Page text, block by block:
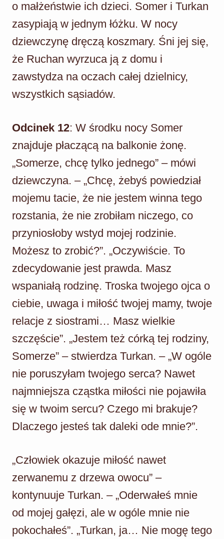
o małżeństwie ich dzieci. Somer i Turkan
zasypiają w jednym łóżku. W nocy
dziewczynę dręczą koszmary. Śni jej się,
że Ruchan wyrzuca ją z domu i
zawstydza na oczach całej dzielnicy,
wszystkich sąsiadów.
Odcinek 12: W środku nocy Somer
znajduje płaczącą na balkonie żonę.
„Somerze, chcę tylko jednego” – mówi
dziewczyna. – „Chcę, żebyś powiedział
mojemu tacie, że nie jestem winna tego
rozstania, że nie zrobiłam niczego, co
przyniosłoby wstyd mojej rodzinie.
Możesz to zrobić?”. „Oczywiście. To
zdecydowanie jest prawda. Masz
wspaniałą rodzinę. Troska twojego ojca o
ciebie, uwaga i miłość twojej mamy, twoje
relacje z siostrami… Masz wielkie
szczęście”. „Jestem też córką tej rodziny,
Somerze” – stwierdza Turkan. – „W ogóle
nie poruszyłam twojego serca? Nawet
najmniejsza cząstka miłości nie pojawiła
się w twoim sercu? Czego mi brakuje?
Dlaczego jesteś tak daleki ode mnie?”.
„Człowiek okazuje miłość nawet
zerwanemu z drzewa owocu” –
kontynuuje Turkan. – „Oderwałeś mnie
od mojej gałęzi, ale w ogóle mnie nie
pokochałeś”. „Turkan, ja… Nie mogę tego